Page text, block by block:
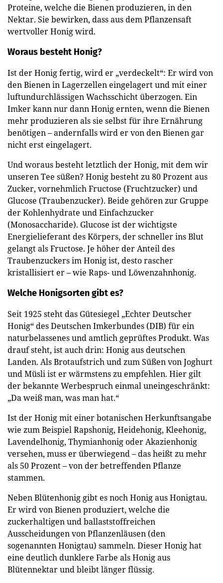
Proteine, welche die Bienen produzieren, in den
Nektar. Sie bewirken, dass aus dem Pflanzensaft
wertvoller Honig wird.
Woraus besteht Honig?
Ist der Honig fertig, wird er „verdeckelt“: Er wird von
den Bienen in Lagerzellen eingelagert und mit einer
luftundurchlässigen Wachsschicht überzogen. Ein
Imker kann nur dann Honig ernten, wenn die Bienen
mehr produzieren als sie selbst für ihre Ernährung
benötigen – andernfalls wird er von den Bienen gar
nicht erst eingelagert.
Und woraus besteht letztlich der Honig, mit dem wir
unseren Tee süßen? Honig besteht zu 80 Prozent aus
Zucker, vornehmlich Fructose (Fruchtzucker) und
Glucose (Traubenzucker). Beide gehören zur Gruppe
der Kohlenhydrate und Einfachzucker
(Monosaccharide). Glucose ist der wichtigste
Energielieferant des Körpers, der schneller ins Blut
gelangt als Fructose. Je höher der Anteil des
Traubenzuckers im Honig ist, desto rascher
kristallisiert er – wie Raps- und Löwenzahnhonig.
Welche Honigsorten gibt es?
Seit 1925 steht das Gütesiegel „Echter Deutscher
Honig“ des Deutschen Imkerbundes (DIB) für ein
naturbelassenes und amtlich geprüftes Produkt. Was
drauf steht, ist auch drin: Honig aus deutschen
Landen. Als Brotaufstrich und zum Süßen von Joghurt
und Müsli ist er wärmstens zu empfehlen. Hier gilt
der bekannte Werbespruch einmal uneingeschränkt:
„Da weiß man, was man hat.“
Ist der Honig mit einer botanischen Herkunftsangabe
wie zum Beispiel Rapshonig, Heidehonig, Kleehonig,
Lavendelhonig, Thymianhonig oder Akazienhonig
versehen, muss er überwiegend – das heißt zu mehr
als 50 Prozent – von der betreffenden Pflanze
stammen.
Neben Blütenhonig gibt es noch Honig aus Honigtau.
Er wird von Bienen produziert, welche die
zuckerhaltigen und ballaststoffreichen
Ausscheidungen von Pflanzenläusen (den
sogenannten Honigtau) sammeln. Dieser Honig hat
eine deutlich dunklere Farbe als Honig aus
Blütennektar und bleibt länger flüssig.